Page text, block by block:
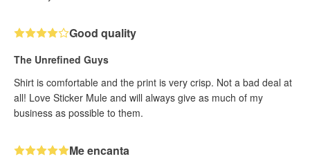
Good quality
The Unrefined Guys
Shirt is comfortable and the print is very crisp. Not a bad deal at
all! Love Sticker Mule and will always give as much of my
business as possible to them.
Me encanta